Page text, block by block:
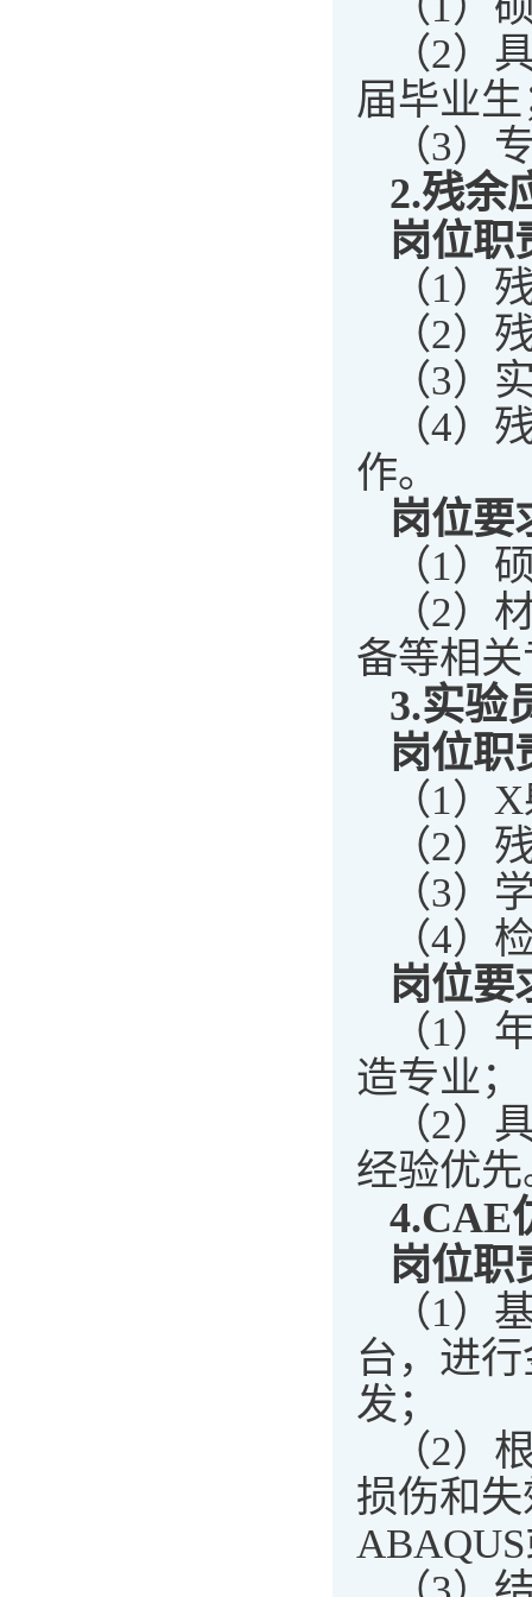
（2）
届毕业
（3）
2.残余
岗位职
（1）
（2）
（3）
（4）
作。
岗位要
（1）
（2）
备等相
3.实验
岗位职
（1）
（2）
（3）
（4）
岗位要
（1）
造专业；
（2）
经验优先
4.CAE
岗位职
（1）
台，进
发；
（2）
损伤和